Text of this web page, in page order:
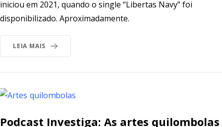
iniciou em 2021, quando o single “Libertas Navy” foi
disponibilizado. Aproximadamente.
LEIA MAIS
Podcast Investiga: As artes quilombolas